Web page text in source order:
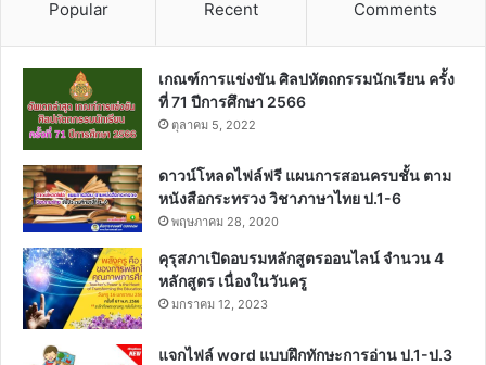
Popular Recent Comments
เกณฑ์การแข่งขัน ศิลปหัตถกรรมนักเรียน ครั้ง
ที่ 71 ปีการศึกษา 2566
ตุลาคม 5, 2022
ดาวน์โหลดไฟล์ฟรี แผนการสอนครบชั้น ตาม
หนังสือกระทรวง วิชาภาษาไทย ป.1-6
พฤษภาคม 28, 2020
คุรุสภาเปิดอบรมหลักสูตรออนไลน์ จำนวน 4
หลักสูตร เนื่องในวันครู
มกราคม 12, 2023
แจกไฟล์ word แบบฝึกทักษะการอ่าน ป.1-ป.3